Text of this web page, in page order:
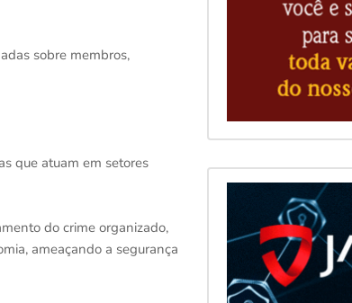
sobre membros,
que atuam em setores
do crime organizado,
ameaçando a segurança